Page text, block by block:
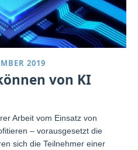
2019
von KI
Arbeit vom Einsatz von
– vorausgesetzt die
sich die Teilnehmer einer